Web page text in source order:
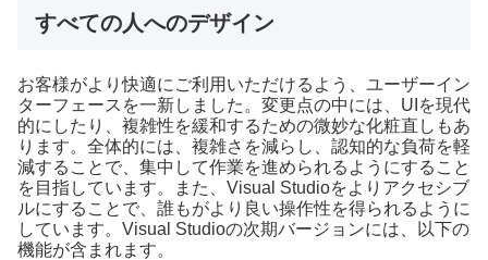
すべての人へのデザイン
お客様がより快適にご利用いただけるよう、ユーザーイン
ターフェースを一新しました。変更点の中には、UIを現代
的にしたり、複雑性を緩和するための微妙な化粧直しもあ
ります。全体的には、複雑さを減らし、認知的な負荷を軽
減することで、集中して作業を進められるようにすること
を目指しています。また、Visual Studioをよりアクセシブ
ルにすることで、誰もがより良い操作性を得られるように
しています。Visual Studioの次期バージョンには、以下の
機能が含まれます。